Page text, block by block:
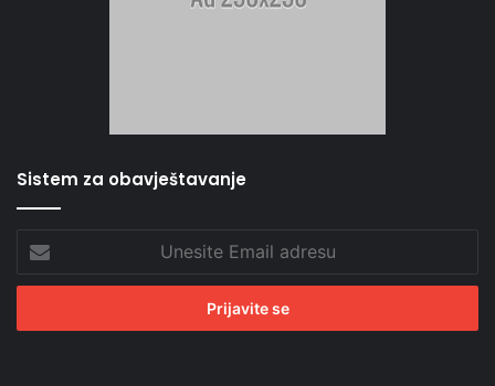
Sistem za obavještavanje
Email
adresu